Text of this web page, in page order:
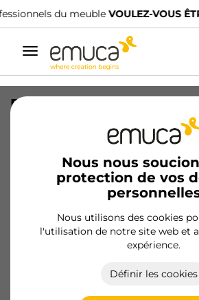
Nous avons des distributeurs
Alterner
navigation
Nous nous
protection de vos
Nous utilisons des cookies
l'utilisation de notre site web et
expérience.
Définir les cookies
Protecteurs fond pour la
M100, 967x580mm,
planchet 16mm,
8478523/EAN 8432393306360
Devenir client